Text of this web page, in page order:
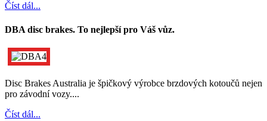
Číst dál...
DBA disc brakes. To nejlepší pro Váš vůz.
Disc Brakes Australia je špičkový výrobce brzdových kotoučů nejen
pro závodní vozy....
Číst dál...